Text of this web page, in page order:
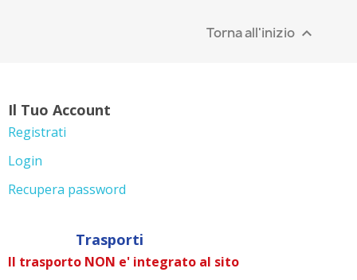
Torna all'inizio 
Il Tuo Account
Registrati
Login
Recupera password
Trasporti
Il trasporto NON e' integrato al sito